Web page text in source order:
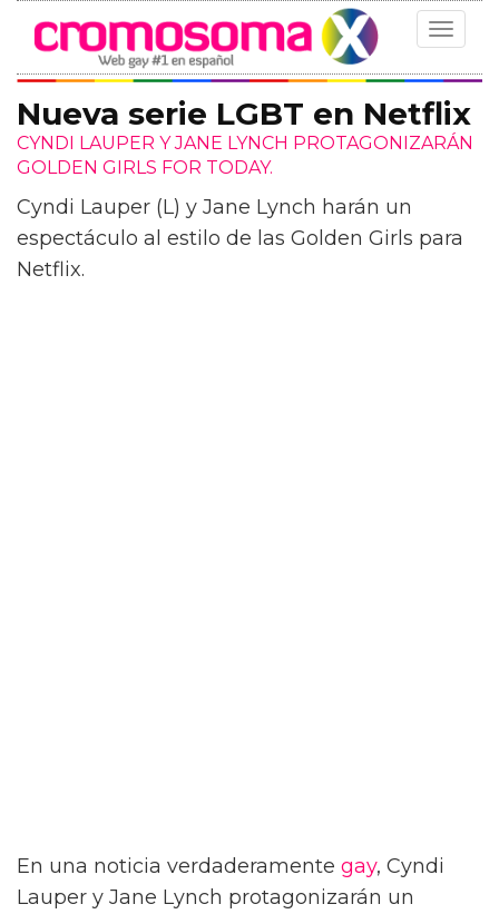
Toggle
Nueva serie LGBT en Netflix
CYNDI LAUPER Y JANE LYNCH PROTAGONIZARÁN
GOLDEN GIRLS FOR TODAY.
Cyndi Lauper (L) y Jane Lynch harán un
espectáculo al estilo de las Golden Girls para
Netflix.
En una noticia verdaderamente gay, Cyndi
Lauper y Jane Lynch protagonizarán un